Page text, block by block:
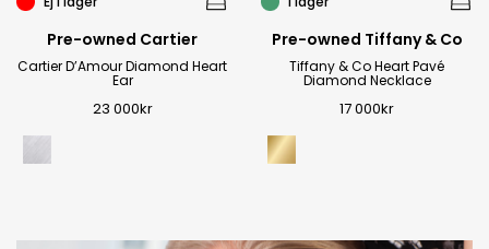
Pre-owned Cartier
Cartier D’Amour Diamond Heart
Ear
23 000kr
Pre-owned Tiffany & Co
Tiffany & Co Heart Pavé
Diamond Necklace
17 000kr